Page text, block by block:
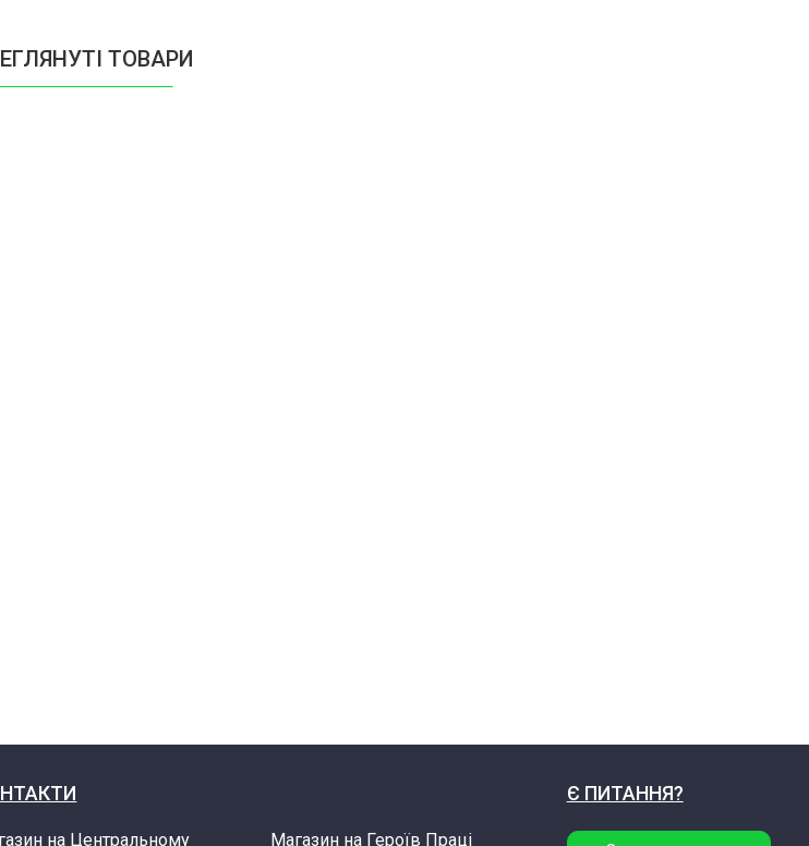
ТОВАРИ
на Центральному Магазин на Героїв Праці
Є ПИТАННЯ?